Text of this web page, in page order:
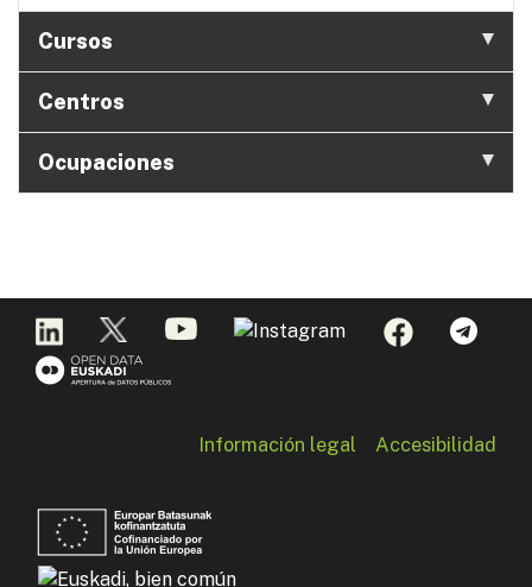
Cursos
Centros
Ocupaciones
Información legal Accesibilidad